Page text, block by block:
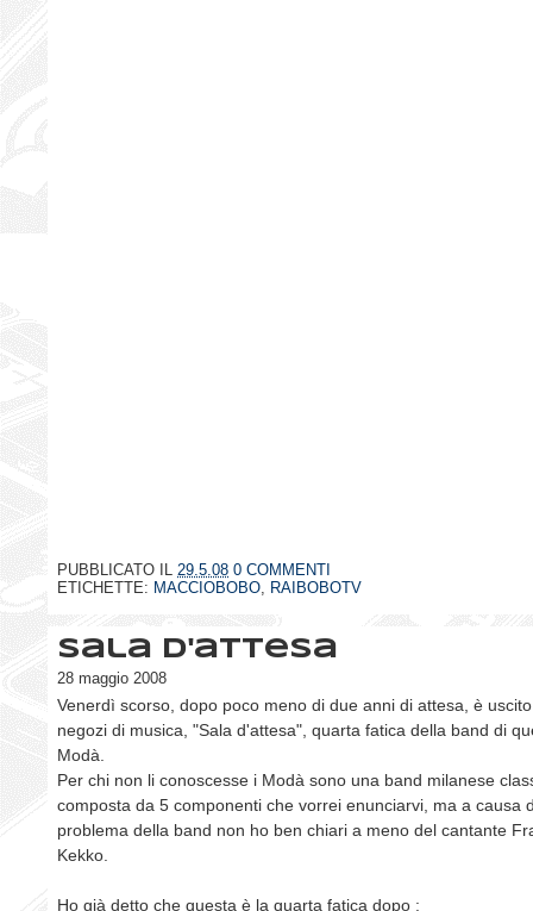
PUBBLICATO IL 29.5.08 0 COMMENTI
ETICHETTE: MACCIOBOBO RAIBOBOTV
Sala d'attesa
28 maggio 2008
Venerdì scorso, dopo poco meno di due anni di attesa, è
negozi di musica, "Sala d'attesa", quarta fatica della band di
Modà.
Per chi non li conoscesse i Modà sono una band milanese
composta da 5 componenti che vorrei enunciarvi, ma a causa
problema della band non ho ben chiari a meno del cantante
Kekko.
Ho già detto che questa è la quarta fatica dopo :